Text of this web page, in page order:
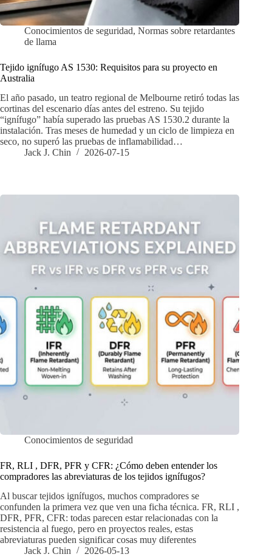
Conocimientos de seguridad, Normas sobre retardantes
de llama
Tejido ignífugo AS 1530: Requisitos para su proyecto en
Australia
El año pasado, un teatro regional de Melbourne retiró todas las
cortinas del escenario días antes del estreno. Su tejido
“ignífugo” había superado las pruebas AS 1530.2 durante la
instalación. Tras meses de humedad y un ciclo de limpieza en
seco, no superó las pruebas de inflamabilidad…
Jack J. Chin
2026-07-15
Conocimientos de seguridad
FR, RLI , DFR, PFR y CFR: ¿Cómo deben entender los
compradores las abreviaturas de los tejidos ignífugos?
Al buscar tejidos ignífugos, muchos compradores se
confunden la primera vez que ven una ficha técnica. FR, RLI ,
DFR, PFR, CFR: todas parecen estar relacionadas con la
resistencia al fuego, pero en proyectos reales, estas
abreviaturas pueden significar cosas muy diferentes
Jack J. Chin
2026-05-13